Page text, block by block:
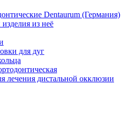
Dentaurum (Германия)
из неё
для дуг
лечения дистальной окклюзии